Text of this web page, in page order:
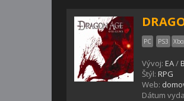
PC PS3
Vývoj: EA/
Štýl: RPG
Web:
Dátum